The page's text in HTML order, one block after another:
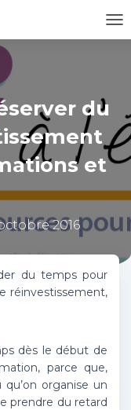
L
A
N
G
T
du
et
2016
du temps pour
réinvestissement,
dès le début de
parce que,
organise un
prendre du retard